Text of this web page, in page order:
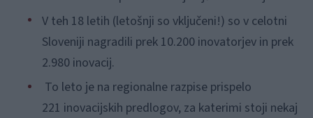
V teh 18 letih (letošnji so vključeni!) so v celotni
Sloveniji nagradili prek 10.200 inovatorjev in prek
2.980 inovacij.
To leto je na regionalne razpise prispelo
221 inovacijskih predlogov, za katerimi stoji nekaj